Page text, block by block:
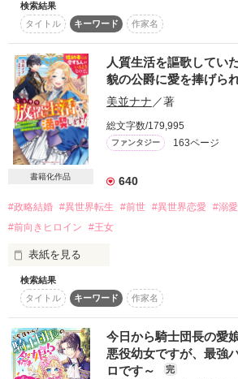
✼••┈┈┈┈••✼••┈┈┈┈••✼
第一章試し読み公開中
✼••┈┈┈┈••✼••┈┈┈┈••✼
「悪魔の黒髪」だと虐げられていたジュリ
婚相手に抜擢？
しかも、双子王子の継母に？
2023年12月5日ベリーズファンタジーさん
楽しんでいただけますように。
作品を読む
検索結果
タイトル
キーワード 作家名
書籍化作品
人質生活を謳歌してい
貌の公爵に愛を捧げら
美並ナナ／著
総文字数/179,995
ファンタジー 163ページ
640
#政略結婚 #異世界転生 #前世 #異世界恋愛 #溺愛
#前向きヒロイン
#王女
表紙を見る
★2024年12月に
ベリーズファンタジースイートにて
Web版から改題＆改稿して書籍化！
書籍では番外編や特典SSが読めます★
—————————
検索結果
タイトル
キーワード 作家名
今日から騎士団長の愛
悪役幼女ですが、最強
ロです～
完